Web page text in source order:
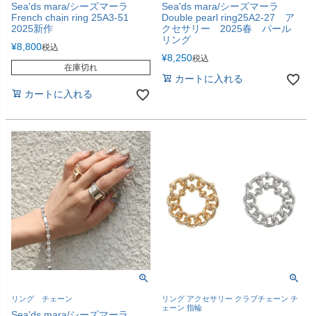
Sea'ds mara/シーズマーラ
French chain ring 25A3-51
2025新作
¥8,800税込
在庫切れ
カートに入れる
Sea'ds mara/シーズマーラ
Double pearl ring25A2-27 ア
クセサリー 2025春 パール
リング
¥8,250税込
カートに入れる
リング チェーン
リング アクセサリー クラブチェーン チ
ェーン 指輪